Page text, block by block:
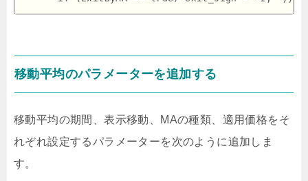
移動平均のパラメーターを追加する
移動平均の期間、表示移動、MAの種類、適用価格をそ
れぞれ設定するパラメーターを次のように追加しま
す。